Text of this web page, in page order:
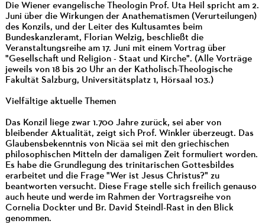
Die Wiener evangelische Theologin Prof. Uta Heil spricht am 2.
Juni über die Wirkungen der Anathematismen (Verurteilungen)
des Konzils, und der Leiter des Kultusamtes beim
Bundeskanzleramt, Florian Welzig, beschließt die
Veranstaltungsreihe am 17. Juni mit einem Vortrag über
"Gesellschaft und Religion - Staat und Kirche". (Alle Vorträge
jeweils von 18 bis 20 Uhr an der Katholisch-Theologische
Fakultät Salzburg, Universitätsplatz 1, Hörsaal 103.)
Vielfältige aktuelle Themen
Das Konzil liege zwar 1.700 Jahre zurück, sei aber von
bleibender Aktualität, zeigt sich Prof. Winkler überzeugt. Das
Glaubensbekenntnis von Nicäa sei mit den griechischen
philosophischen Mitteln der damaligen Zeit formuliert worden.
Es habe die Grundlegung des trinitarischen Gottesbildes
erarbeitet und die Frage "Wer ist Jesus Christus?" zu
beantworten versucht. Diese Frage stelle sich freilich genauso
auch heute und werde im Rahmen der Vortragsreihe von
Cornelia Dockter und Br. David Steindl-Rast in den Blick
genommen.